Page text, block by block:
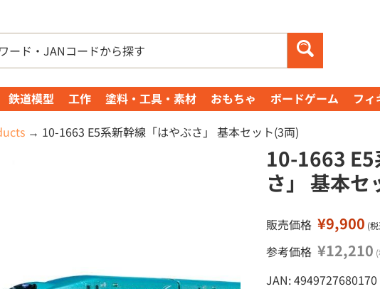
鉄道模型 工作 塗料・工具・素材 おもちゃ ボードゲーム フィ
→ 10-1663 E5系新幹線「はやぶさ」 基本セット(3両)
10-1663 E5
さ」 基本
販売価格 ¥9,900 (
参考価格 ¥12,210
JAN: 4949727680170